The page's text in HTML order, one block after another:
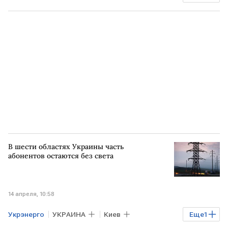
Запорожская область
В шести областях Украины часть
абонентов остаются без света
14 апреля, 10:58
Еще1
Укрэнерго УКРАИНА Киев